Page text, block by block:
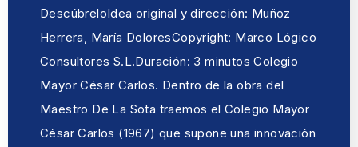
DescúbreloIdea original y dirección: Muñoz
Herrera, María DoloresCopyright: Marco Lógico
Consultores S.L.Duración: 3 minutos Colegio
Mayor César Carlos. Dentro de la obra del
Maestro De La Sota traemos el Colegio Mayor
César Carlos (1967) que supone una innovación